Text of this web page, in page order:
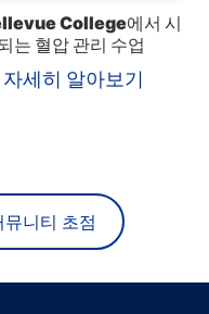
College에서 시
는 혈압 관리 수업
자세히 알아보기
니티 초점